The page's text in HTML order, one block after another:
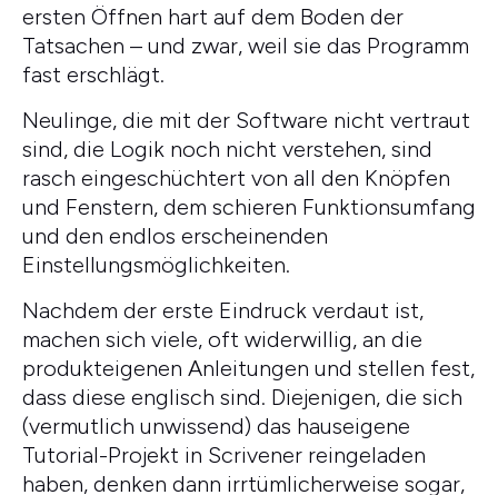
ersten Öffnen hart auf dem Boden der
Tatsachen – und zwar, weil sie das Programm
fast erschlägt.
Neulinge, die mit der Software nicht vertraut
sind, die Logik noch nicht verstehen, sind
rasch eingeschüchtert von all den Knöpfen
und Fenstern, dem schieren Funktionsumfang
und den endlos erscheinenden
Einstellungsmöglichkeiten.
Nachdem der erste Eindruck verdaut ist,
machen sich viele, oft widerwillig, an die
produkteigenen Anleitungen und stellen fest,
dass diese englisch sind. Diejenigen, die sich
(vermutlich unwissend) das hauseigene
Tutorial-Projekt in Scrivener reingeladen
haben, denken dann irrtümlicherweise sogar,